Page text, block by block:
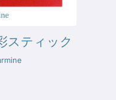
スティック